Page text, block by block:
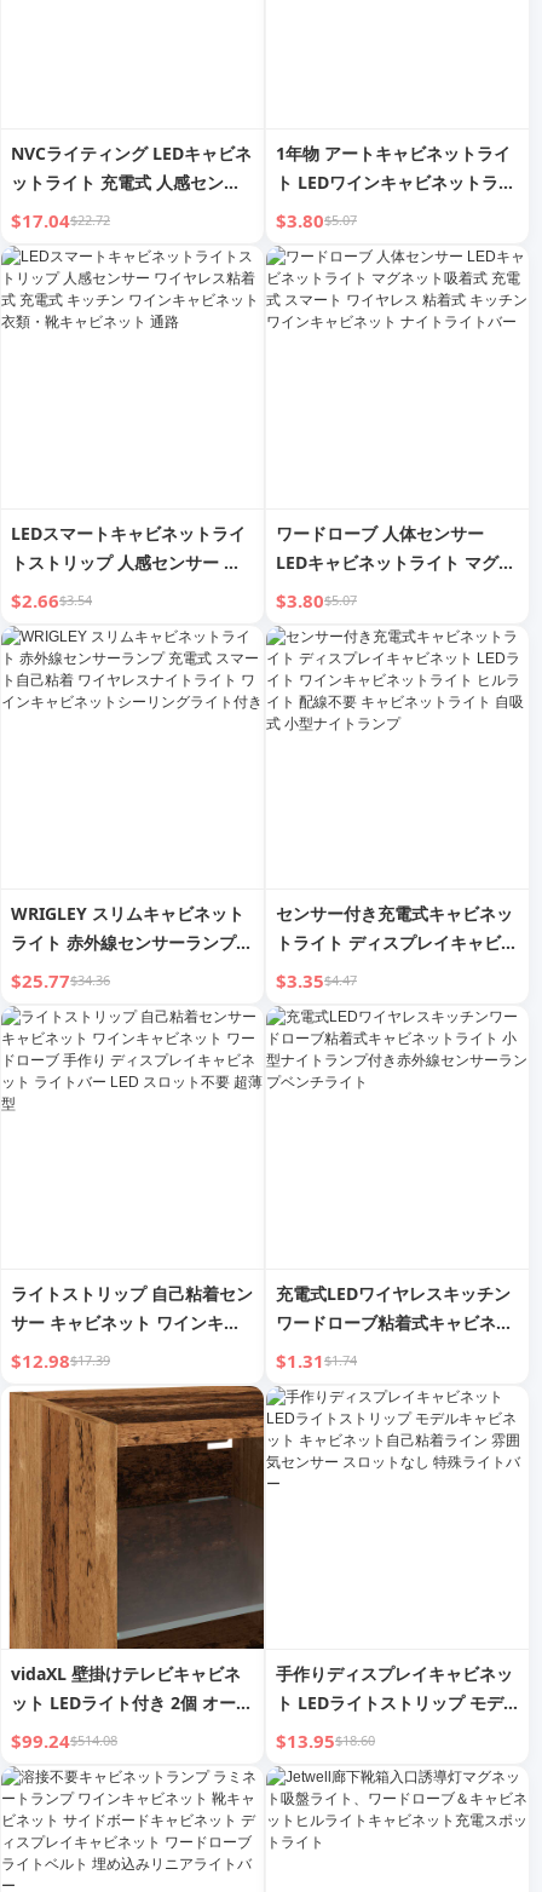
NVCライティング LEDキャビネ
ットライト 充電式 人感センサ
ー キッチン照明 ワードローブ
ワインキャビネット マグネット
式ライトバー
$17.04$22.72
1年物 アートキャビネットライ
ト LEDワインキャビネットライ
ト付き 充電式人感センサーライ
トバー ワイヤレス自己粘着性キ
ッチン靴キャビネットクローゼ
ットライト
$3.80$5.07
LEDスマートキャビネットライ
トストリップ 人感センサー ワ
イヤレス粘着式 充電式 キッチ
ン ワインキャビネット 衣類・
靴キャビネット 通路
$2.66$3.54
ワードローブ 人体センサー
LEDキャビネットライト マグネ
ット吸着式 充電式 スマート ワ
イヤレス 粘着式 キッチン ワイ
ンキャビネット ナイトライトバ
ー
$3.80$5.07
WRIGLEY スリムキャビネット
ライト 赤外線センサーランプ
充電式 スマート自己粘着 ワイ
ヤレスナイトライト ワインキャ
ビネットシーリングライト付き
$25.77$34.36
センサー付き充電式キャビネッ
トライト ディスプレイキャビネ
ット LEDライト ワインキャビ
ネットライト ヒルライト 配線
不要 キャビネットライト 自吸
式 小型ナイトランプ
$3.35$4.47
ライトストリップ 自己粘着セン
サー キャビネット ワインキャ
ビネット ワードローブ 手作り
ディスプレイキャビネット ライ
トバー LED スロット不要 超薄
型
$12.98$17.39
充電式LEDワイヤレスキッチン
ワードローブ粘着式キャビネッ
トライト 小型ナイトランプ付き
赤外線センサーランプベンチラ
イト
$1.31$1.74
vidaXL 壁掛けテレビキャビネ
ット LEDライト付き 2個 オール
ドウッド 30x28.5x30 cm
$99.24$514.08
手作りディスプレイキャビネッ
ト LEDライトストリップ モデ
ルキャビネット キャビネット自
己粘着ライン 雰囲気センサー
スロットなし 特殊ライトバー
$13.95$18.60